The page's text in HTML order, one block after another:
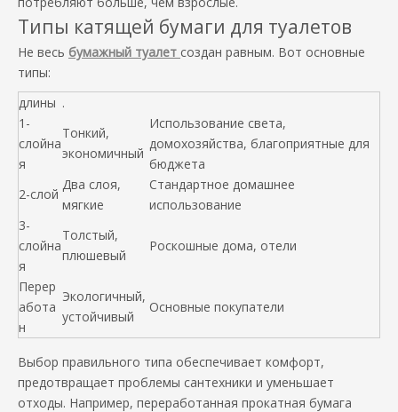
Типы катящей бумаги для туалетов
Не весь бумажный туалет создан равным. Вот основные
типы:
длины .
1-
слойна
я
Тонкий,
экономичный
Использование света,
домохозяйства, благоприятные для
бюджета
2-слой
Два слоя,
мягкие
Стандартное домашнее
использование
3-
слойна
я
Толстый,
плюшевый
Роскошные дома, отели
Перер
абота
н
Экологичный,
устойчивый
Основные покупатели
Выбор правильного типа обеспечивает комфорт,
предотвращает проблемы сантехники и уменьшает
отходы. Например, переработанная прокатная бумага